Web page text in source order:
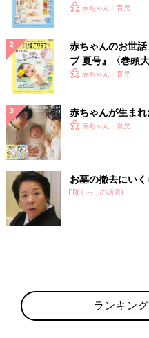
いっぱい！
赤ちゃん・育児
赤ちゃんのお世
ブ 夏号』〈巻頭
く！ おっぱい・
赤ちゃん・育児
赤ちゃんが生まれ
赤ちゃん・育児
お墓の撤去にい
PR(くらしの話題)
ランキン